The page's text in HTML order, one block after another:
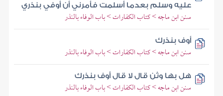
عليه وسلم بعدما أسلمت فأمرني أن أوفي بنذري
سنن ابن ماجه > كتاب الكفارات > باب الوفاء بالنذر
أوف بنذرك
سنن ابن ماجه > كتاب الكفارات > باب الوفاء بالنذر
هل بها وثن قال لا قال أوف بنذرك
سنن ابن ماجه > كتاب الكفارات > باب الوفاء بالنذر